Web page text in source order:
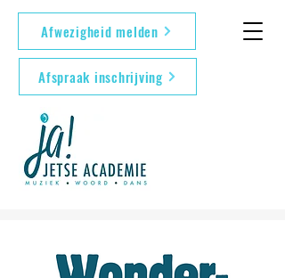
Afwezigheid melden
Afspraak inschrijving